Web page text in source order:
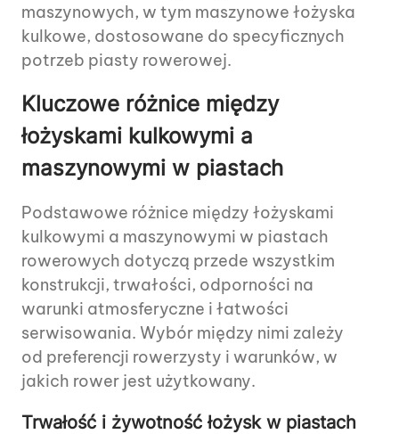
maszynowych, w tym maszynowe łożyska
kulkowe, dostosowane do specyficznych
potrzeb piasty rowerowej.
Kluczowe różnice między
łożyskami kulkowymi a
maszynowymi w piastach
Podstawowe różnice między łożyskami
kulkowymi a maszynowymi w piastach
rowerowych dotyczą przede wszystkim
konstrukcji, trwałości, odporności na
warunki atmosferyczne i łatwości
serwisowania. Wybór między nimi zależy
od preferencji rowerzysty i warunków, w
jakich rower jest użytkowany.
Trwałość i żywotność łożysk w piastach